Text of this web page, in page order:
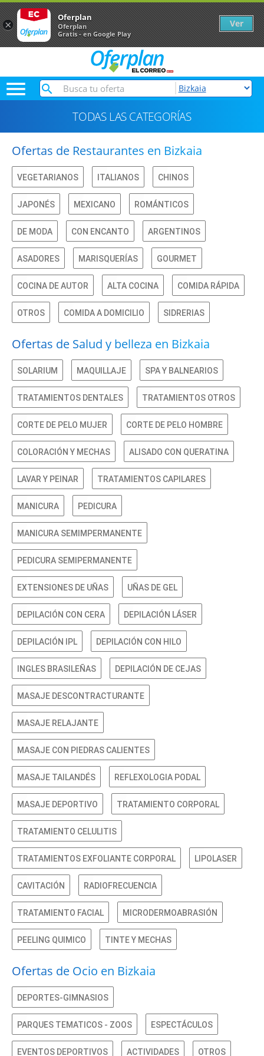

TODAS LAS CATEGORÍAS
Ofertas de Restaurantes en Bizkaia
VEGETARIANOS ITALIANOS CHINOS
JAPONÉS MEXICANO ROMÁNTICOS
DE MODA CON ENCANTO ARGENTINOS
ASADORES MARISQUERÍAS GOURMET
COCINA DE AUTOR ALTA COCINA COMIDA RÁPIDA
OTROS COMIDA A DOMICILIO SIDRERIAS
Ofertas de Salud y belleza en Bizkaia
SOLARIUM MAQUILLAJE SPA Y BALNEARIOS
TRATAMIENTOS DENTALES TRATAMIENTOS OTROS
CORTE DE PELO MUJER CORTE DE PELO HOMBRE
COLORACIÓN Y MECHAS ALISADO CON QUERATINA
LAVAR Y PEINAR TRATAMIENTOS CAPILARES
MANICURA PEDICURA
MANICURA SEMIMPERMANENTE
PEDICURA SEMIPERMANENTE
EXTENSIONES DE UÑAS UÑAS DE GEL
DEPILACIÓN CON CERA DEPILACIÓN LÁSER
DEPILACIÓN IPL DEPILACIÓN CON HILO
INGLES BRASILEÑAS DEPILACIÓN DE CEJAS
MASAJE DESCONTRACTURANTE
MASAJE RELAJANTE
MASAJE CON PIEDRAS CALIENTES
MASAJE TAILANDÉS REFLEXOLOGIA PODAL
MASAJE DEPORTIVO TRATAMIENTO CORPORAL
TRATAMIENTO CELULITIS
TRATAMIENTOS EXFOLIANTE CORPORAL LIPOLASER
CAVITACIÓN RADIOFRECUENCIA
TRATAMIENTO FACIAL MICRODERMOABRASIÓN
PEELING QUIMICO TINTE Y MECHAS
Ofertas de Ocio en Bizkaia
DEPORTES-GIMNASIOS
PARQUES TEMATICOS - ZOOS ESPECTÁCULOS
EVENTOS DEPORTIVOS ACTIVIDADES OTROS
×
Oferplan
Oferplan
Gratis - en Google Play
Ver